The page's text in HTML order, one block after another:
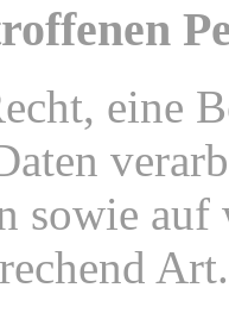
eine
sowie